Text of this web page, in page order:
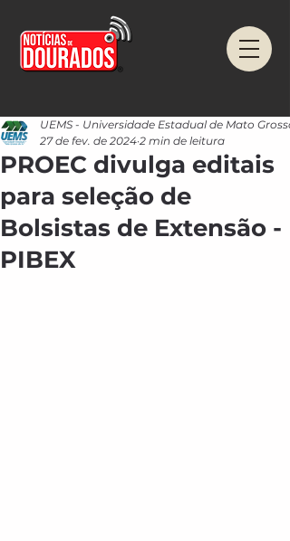
PROEC divulga editais
para seleção de
Bolsistas de Extensão -
PIBEX
UEMS - Universidade Estadual de Mato
27 de fev. de 2024 2 min de leitura